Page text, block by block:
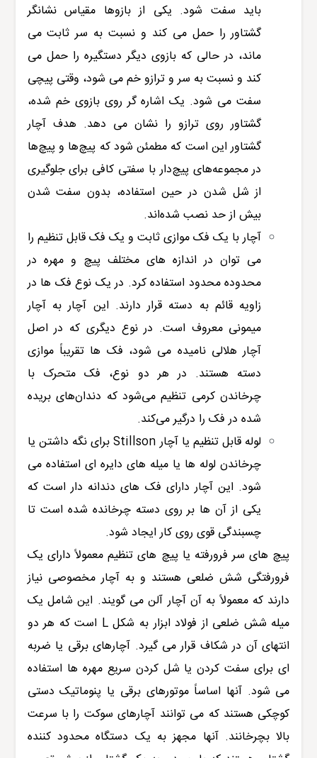
باید سفت شود. یکی از بازوها مقیاس نشانگر
گشتاور را حمل می کند و نسبت به سر ثابت می
ماند، در حالی که بازوی دیگر دستگیره را حمل می
کند و نسبت به سر و ترازو خم می شود، وقتی پیچی
سفت می شود. یک اشاره گر روی بازوی خم شده،
گشتاور روی ترازو را نشان می دهد. هدف آچار
گشتاور این است که مطمئن شود که پیچ‌ها و پیچ‌ها
در مجموعه‌های پیچ‌دار با سفتی کافی برای جلوگیری
از شل شدن در حین استفاده، بدون سفت شدن
بیش از حد نصب شده‌اند.
آچار با یک فک موازی ثابت و یک فک قابل تنظیم را
می توان در اندازه های مختلف پیچ و مهره در
محدوده محدود استفاده کرد. در یک نوع فک ها در
زاویه قائم به دسته قرار دارند. این آچار به آچار
میمونی معروف است. در نوع دیگری که در اصل
آچار هلالی نامیده می شود، فک ها تقریباً موازی
دسته هستند. در هر دو نوع، فک متحرک با
چرخاندن کرمی تنظیم می‌شود که دندان‌های بریده
شده در فک را درگیر می‌کند.
لوله قابل تنظیم یا آچار Stillson برای نگه داشتن یا
چرخاندن لوله ها یا میله های دایره ای استفاده می
شود. این آچار دارای فک های دندانه دار است که
یکی از آن ها بر روی دسته چرخانده شده است تا
چسبندگی قوی روی کار ایجاد شود.
پیچ های سر فرورفته یا پیچ های تنظیم معمولاً دارای یک
فرورفتگی شش ضلعی هستند و به آچار مخصوصی نیاز
دارند که معمولاً به آن آچار آلن می گویند. این شامل یک
میله شش ضلعی از فولاد ابزار به شکل L است که هر دو
انتهای آن در شکاف قرار می گیرد. آچارهای برقی یا ضربه
ای برای سفت کردن یا شل کردن سریع مهره ها استفاده
می شود. آنها اساساً موتورهای برقی یا پنوماتیک دستی
کوچکی هستند که می توانند آچارهای سوکت را با سرعت
بالا بچرخانند. آنها مجهز به یک دستگاه محدود کننده